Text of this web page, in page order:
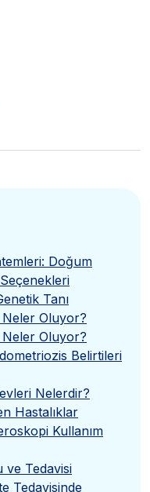
Doğum
Tanı
Neler Oluyor?
Neler Oluyor?
Belirtileri
Nelerdir?
Hastalıklar
Kullanım
ve Tedavisi
Tedavisinde